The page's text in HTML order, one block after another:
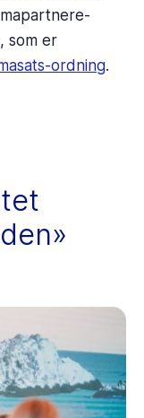
som er
ordning.